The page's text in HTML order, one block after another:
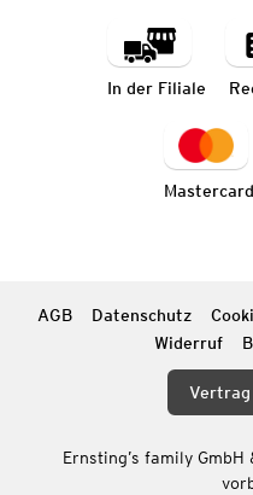
In der Filiale
Mastercard
AGB Datenschutz
Widerruf
Ernsting’s family